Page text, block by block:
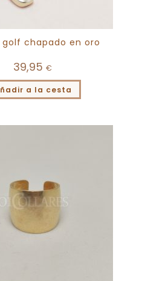
golf chapado en oro
39,95 €
a la cesta